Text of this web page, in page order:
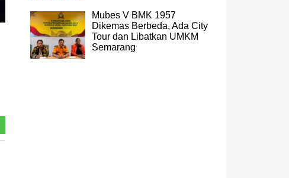
Mubes V BMK 1957
Dikemas Berbeda, Ada City
Tour dan Libatkan UMKM
Semarang